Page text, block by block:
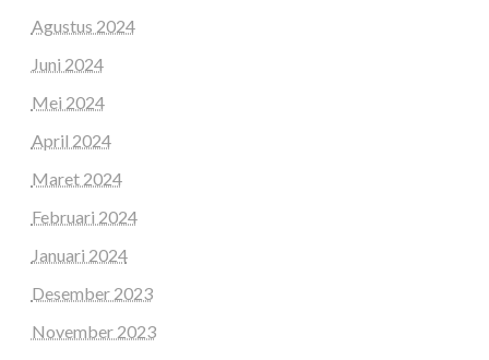
Agustus 2024
Juni 2024
Mei 2024
April 2024
Maret 2024
Februari 2024
Januari 2024
Desember 2023
November 2023